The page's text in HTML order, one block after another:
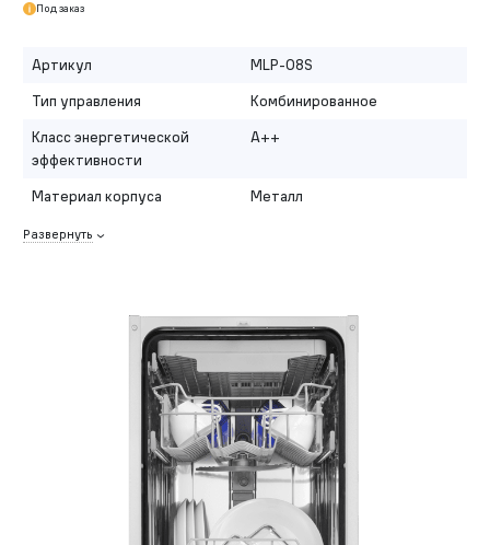
Под заказ
Артикул
MLP-08S
Тип управления
Комбинированное
Класс энергетической
эффективности
A++
Материал корпуса Металл
Развернуть